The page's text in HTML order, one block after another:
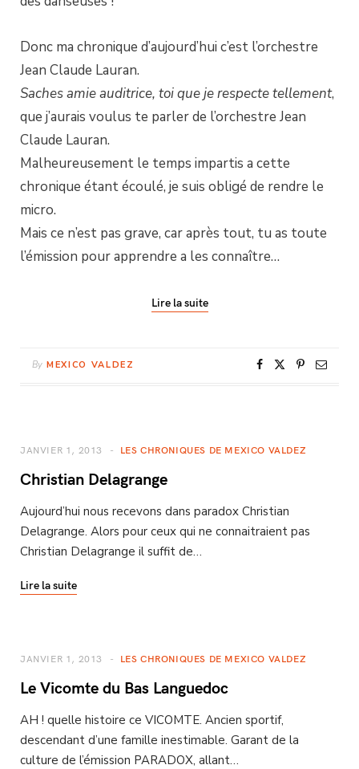
Donc ma chronique d’aujourd’hui c’est l’orchestre
Jean Claude Lauran.
Saches amie auditrice, toi que je respecte tellement,
que j’aurais voulus te parler de l’orchestre Jean
Claude Lauran.
Malheureusement le temps impartis a cette
chronique étant écoulé, je suis obligé de rendre le
micro.
Mais ce n’est pas grave, car après tout, tu as toute
l’émission pour apprendre a les connaître…
Lire la suite
By MEXICO VALDEZ
JANVIER 1, 2013 LES CHRONIQUES DE MEXICO VALDEZ
Christian Delagrange
Aujourd’hui nous recevons dans paradox Christian
Delagrange. Alors pour ceux qui ne connaitraient pas
Christian Delagrange il suffit de…
Lire la suite
JANVIER 1, 2013 LES CHRONIQUES DE MEXICO VALDEZ
Le Vicomte du Bas Languedoc
AH ! quelle histoire ce VICOMTE. Ancien sportif,
descendant d’une famille inestimable. Garant de la
culture de l’émission PARADOX, allant…